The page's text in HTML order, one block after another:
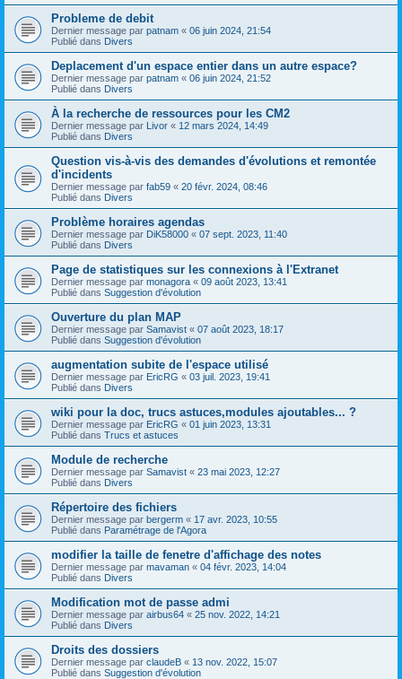
Probleme de debit
Dernier message par patnam « 06 juin 2024, 21:54
Publié dans Divers
Deplacement d'un espace entier dans un autre espace?
Dernier message par patnam « 06 juin 2024, 21:52
Publié dans Divers
À la recherche de ressources pour les CM2
Dernier message par Livor « 12 mars 2024, 14:49
Publié dans Divers
Question vis-à-vis des demandes d'évolutions et remontée
d'incidents
Dernier message par fab59 « 20 févr. 2024, 08:46
Publié dans Divers
Problème horaires agendas
Dernier message par DiK58000 « 07 sept. 2023, 11:40
Publié dans Divers
Page de statistiques sur les connexions à l'Extranet
Dernier message par monagora « 09 août 2023, 13:41
Publié dans Suggestion d'évolution
Ouverture du plan MAP
Dernier message par Samavist « 07 août 2023, 18:17
Publié dans Suggestion d'évolution
augmentation subite de l'espace utilisé
Dernier message par EricRG « 03 juil. 2023, 19:41
Publié dans Divers
wiki pour la doc, trucs astuces,modules ajoutables... ?
Dernier message par EricRG « 01 juin 2023, 13:31
Publié dans Trucs et astuces
Module de recherche
Dernier message par Samavist « 23 mai 2023, 12:27
Publié dans Divers
Répertoire des fichiers
Dernier message par bergerm « 17 avr. 2023, 10:55
Publié dans Paramétrage de l'Agora
modifier la taille de fenetre d'affichage des notes
Dernier message par mavaman « 04 févr. 2023, 14:04
Publié dans Divers
Modification mot de passe admi
Dernier message par airbus64 « 25 nov. 2022, 14:21
Publié dans Divers
Droits des dossiers
Dernier message par claudeB « 13 nov. 2022, 15:07
Publié dans Suggestion d'évolution